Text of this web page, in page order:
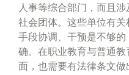
人事等综合部门，而且
社会团体。这些单位有
手段协调、干预是不够
确。在职业教育与普通
面，也需要有法律条文做